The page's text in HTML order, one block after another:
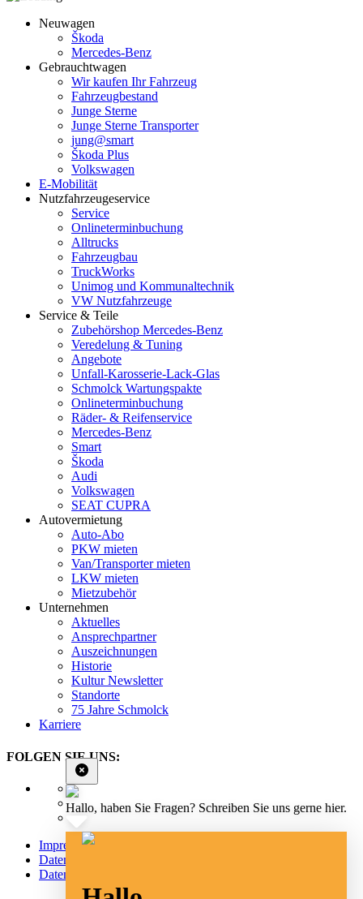
Neuwagen
Škoda
Mercedes-Benz
Gebrauchtwagen
Wir kaufen Ihr Fahrzeug
Fahrzeugbestand
Junge Sterne
Junge Sterne Transporter
jung@smart
Škoda Plus
Volkswagen
E-Mobilität
Nutzfahrzeugeservice
Service
Onlineterminbuchung
Alltrucks
Fahrzeugbau
TruckWorks
Unimog und Kommunaltechnik
VW Nutzfahrzeuge
Service & Teile
Zubehörshop Mercedes-Benz
Veredelung & Tuning
Angebote
Unfall-Karosserie-Lack-Glas
Schmolck Wartungspakte
Onlineterminbuchung
Räder- & Reifenservice
Mercedes-Benz
Smart
Škoda
Audi
Volkswagen
SEAT CUPRA
Autovermietung
Auto-Abo
PKW mieten
Van/Transporter mieten
LKW mieten
Mietzubehör
Unternehmen
Aktuelles
Ansprechpartner
Auszeichnungen
Historie
Kultur Newsletter
Standorte
75 Jahre Schmolck
Karriere
FOLGEN SIE UNS:
Impressum
Datenschutz
Datenschutz Social Media
Hallo, haben Sie Fragen? Schreiben Sie uns gerne hier.